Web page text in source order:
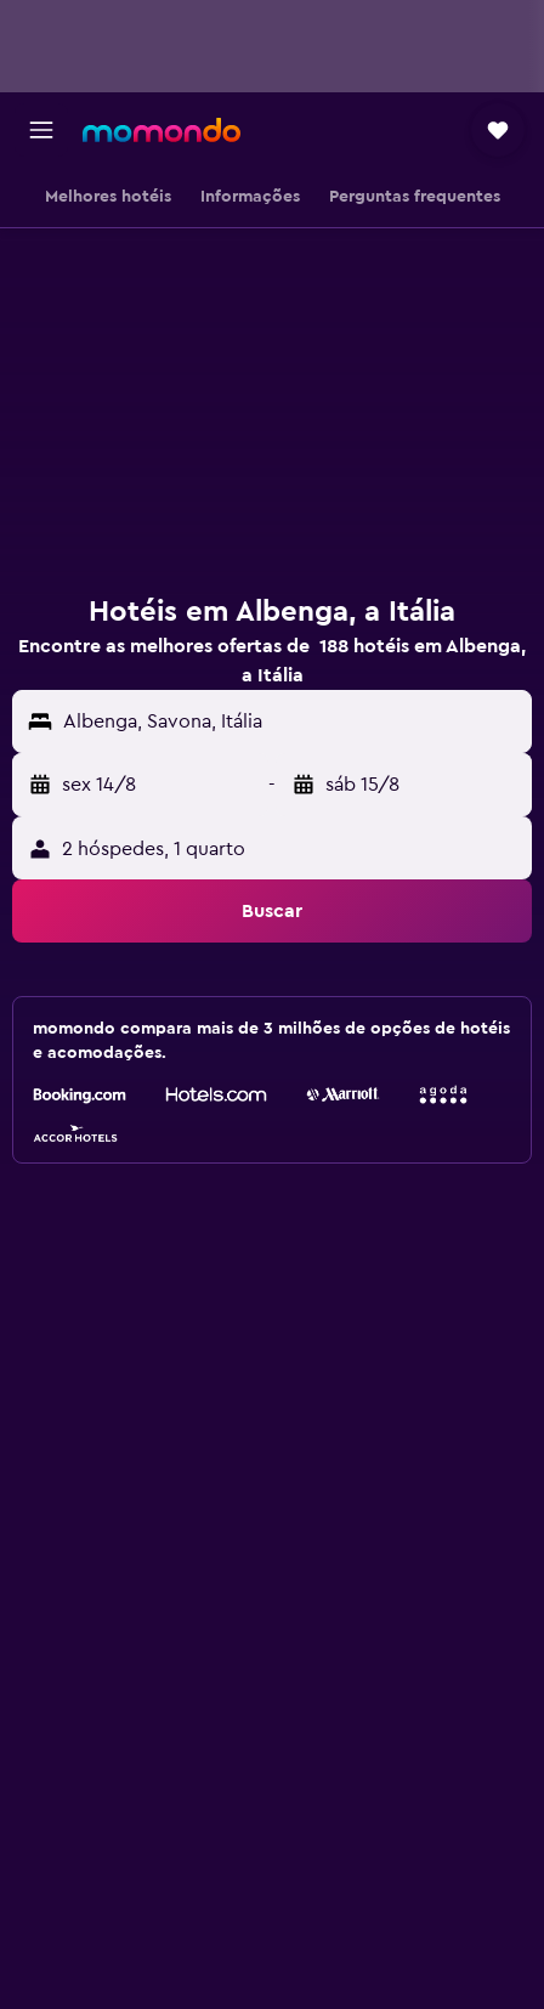
Melhores hotéis Informações Perguntas frequentes
Hotéis em Albenga, a Itália
Encontre as melhores ofertas de 188 hotéis em Albenga,
a Itália
Albenga, Savona, Itália
sex 14/8 - sáb 15/8
2 hóspedes, 1 quarto
Buscar
momondo compara mais de 3 milhões de opções de hotéis
e acomodações.